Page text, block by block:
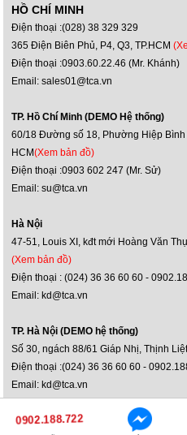
HỒ CHÍ MINH
Điện thoại :(028) 38 329 329
365 Điện Biên Phủ, P4, Q3, TP.HCM
Điện thoại :0903.60.22.46 (Mr. Khánh)
Email: sales01@tca.vn
TP. Hồ Chí Minh (DEMO Hệ thống)
60/18 Đường số 18, Phường Hiệp
HCM(Xem bản đồ)
Điện thoại :0903 602 247 (Mr. Sử)
Email: su@tca.vn
Hà Nội
47-51, Louis XI, kđt mới Hoàng Văn
(Xem bản đồ)
Điện thoại : (024) 36 36 60 60 -
Email: kd@tca.vn
TP. Hà Nội (DEMO hệ thống)
Số 30, ngách 88/61 Giáp Nhị, Thịnh
Điện thoại :(024) 36 36 60 60 -
Email: kd@tca.vn
Bản quyền ©2014 itcaudio.vn
0902.188.722
0902.188.722